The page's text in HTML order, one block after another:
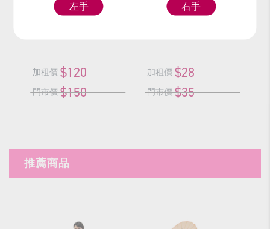
加租價 $120
門市價 $150
加租價 $28
門市價 $35
推薦商品
左手 右手